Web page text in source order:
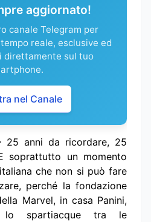
aggiornato!
canale Telegram per
reale, esclusive ed
direttamente sul tuo
nel Canale
25 anni da ricordare, 25
soprattutto un momento
che non si può fare
perché la fondazione
Marvel, in casa Panini,
lo spartiacque tra le